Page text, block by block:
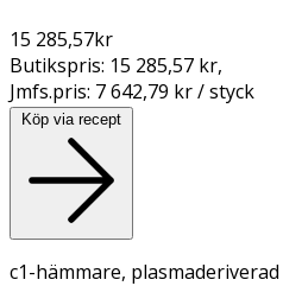
15 285,57kr
Butikspris: 15 285,57 kr,
Jmfs.pris: 7 642,79 kr / styck
Köp via recept
c1-hämmare, plasmaderiverad